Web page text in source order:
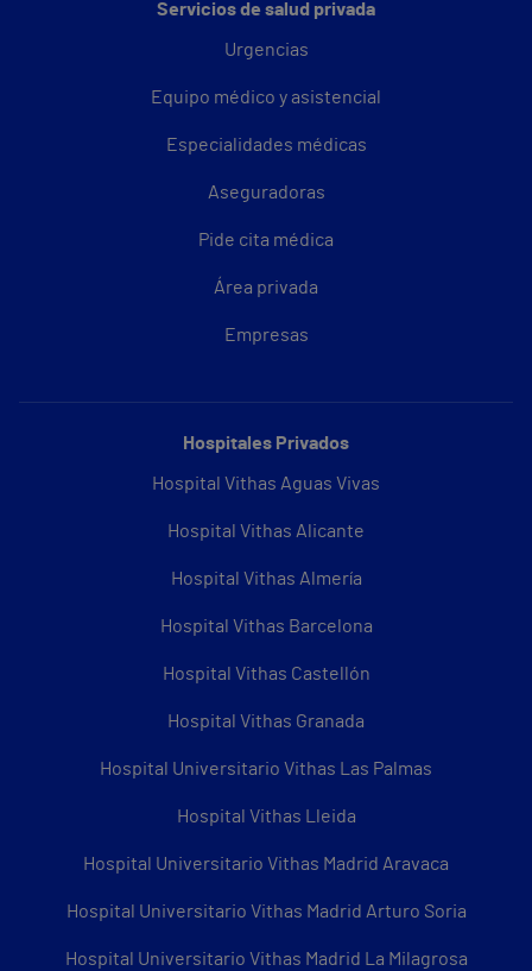
Servicios de salud privada
Urgencias
Equipo médico y asistencial
Especialidades médicas
Aseguradoras
Pide cita médica
Área privada
Empresas
Hospitales Privados
Hospital Vithas Aguas Vivas
Hospital Vithas Alicante
Hospital Vithas Almería
Hospital Vithas Barcelona
Hospital Vithas Castellón
Hospital Vithas Granada
Hospital Universitario Vithas Las Palmas
Hospital Vithas Lleida
Hospital Universitario Vithas Madrid Aravaca
Hospital Universitario Vithas Madrid Arturo Soria
Hospital Universitario Vithas Madrid La Milagrosa